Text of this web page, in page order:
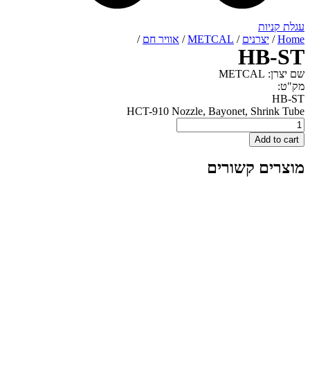
/
METCAL
/אוויר חם/
HCT-910 Nozzle, Bayonet,
קשורים